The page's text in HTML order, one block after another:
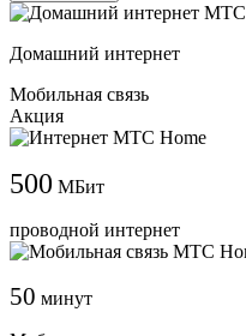
Домашний интернет
Мобильная связь
Акция
500 МБит
проводной интернет
50 минут